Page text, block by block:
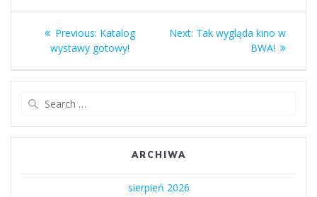
Nawigacja
wpisu
Previous: Previous
post:
Katalog
wystawy gotowy!
Next: Next
Tak wygląda kino w
BWA!
ARCHIWA
sierpień 2026